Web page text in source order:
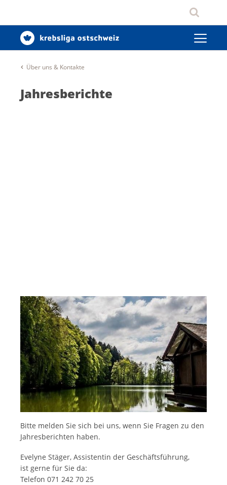
Über uns & Kontakte
Jahresberichte
Bitte melden Sie sich bei uns, wenn Sie Fragen zu den
Jahresberichten haben.
Evelyne Stäger, Assistentin der Geschäftsführung,
ist gerne für Sie da:
Telefon 071 242 70 25